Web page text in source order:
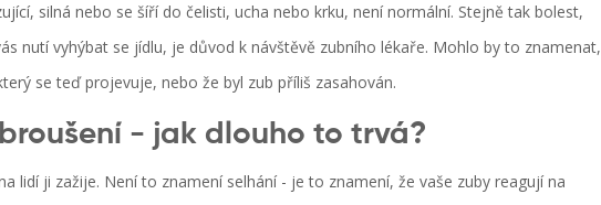
silná nebo se šíří do čelisti, ucha nebo krku, není normální. Stejně tak bolest,
nutí vyhýbat se jídlu, je důvod k návštěvě zubního lékaře. Mohlo by to znamenat,
se teď projevuje, nebo že byl zub příliš zasahován.
- jak dlouho to trvá?
lidí ji zažije. Není to znamení selhání - je to znamení, že vaše zuby reagují na